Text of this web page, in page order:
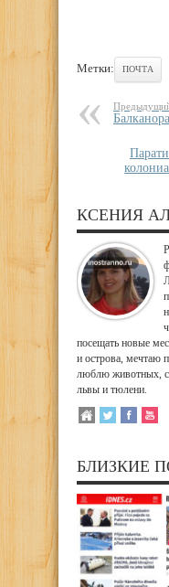
Метки: ПОЧТА
КСЕНИЯ
посещать новые
и острова, мечтаю
люблю животных,
львы и тюлени.
БЛИЗКИЕ